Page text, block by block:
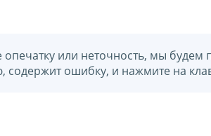
опечатку или неточность, мы
содержит ошибку, и нажмите на